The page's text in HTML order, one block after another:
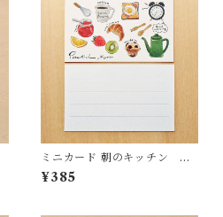
ミニカード 朝のキッチン M
C39
¥385